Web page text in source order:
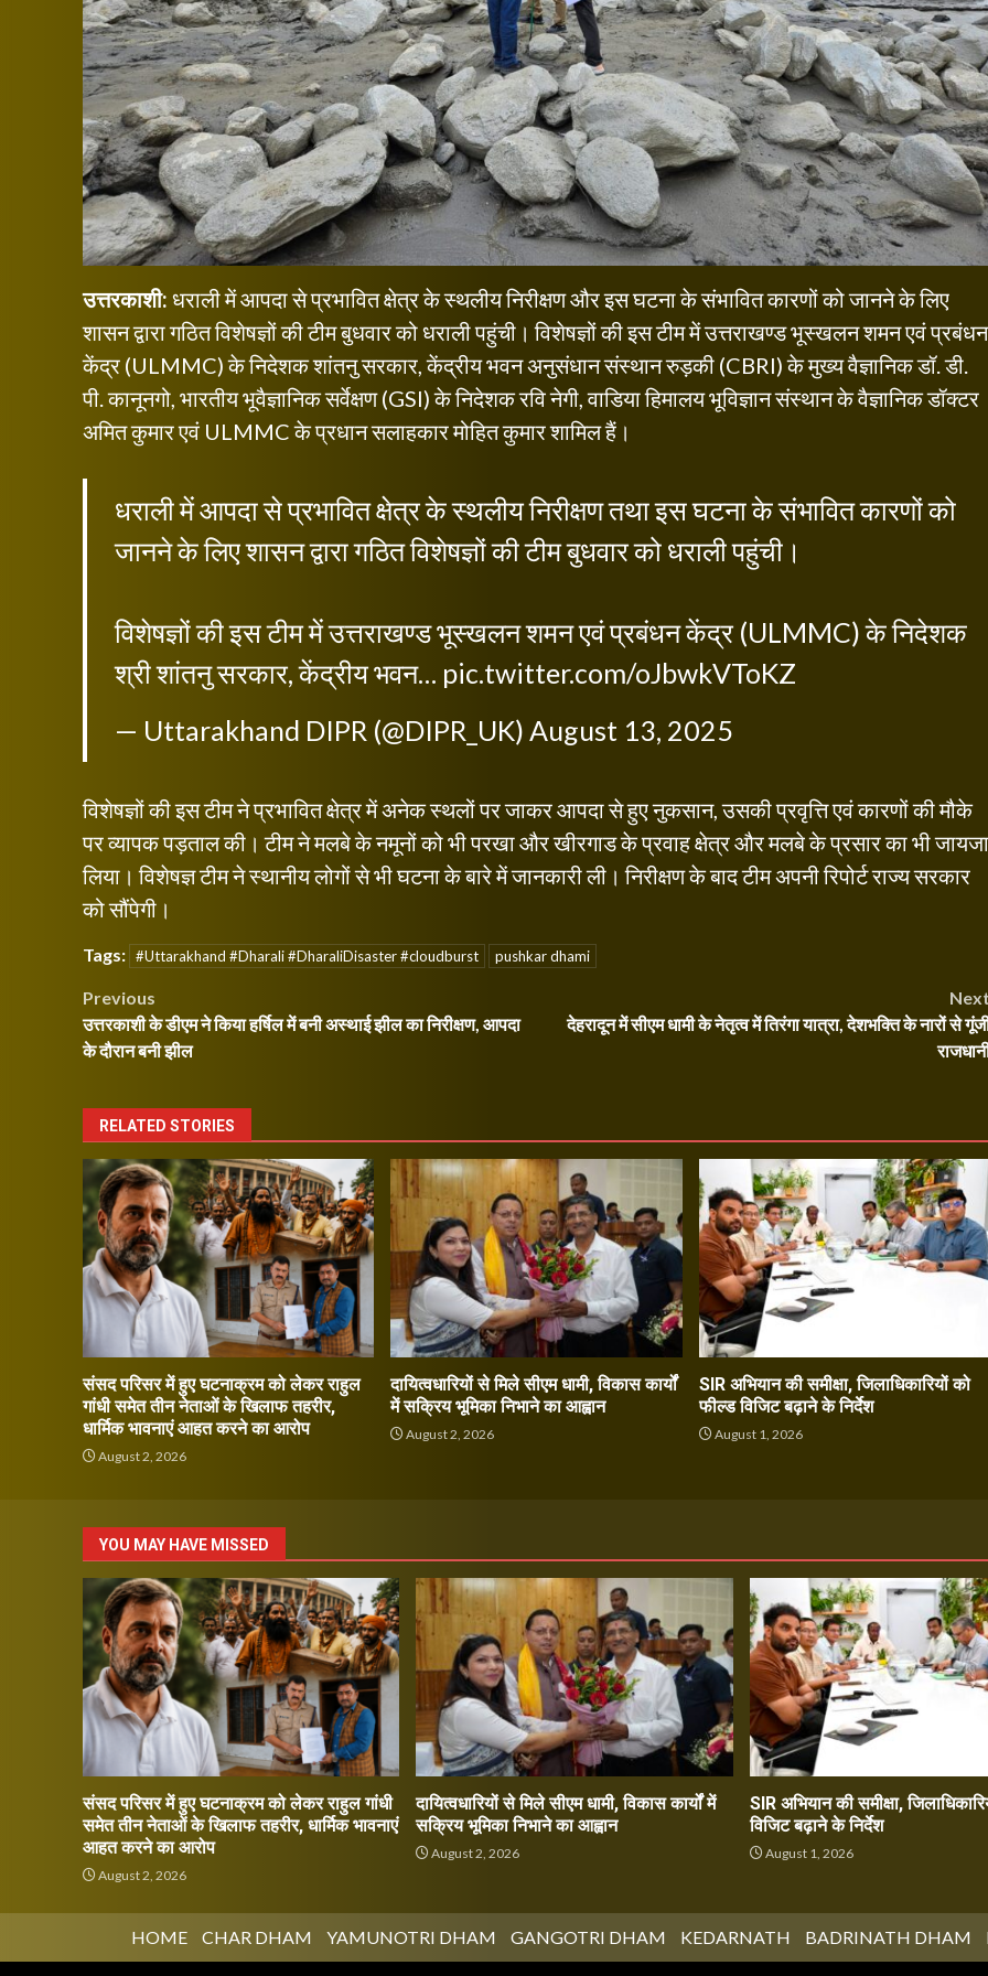
उत्तरकाशी: धराली में आपदा से प्रभावित क्षेत्र के स्थलीय निरीक्षण और इस घटना के संभावित कारणों को जानने के लिए
शासन द्वारा गठित विशेषज्ञों की टीम बुधवार को धराली पहुंची। विशेषज्ञों की इस टीम में उत्तराखण्ड भूस्खलन शमन एवं प्रबंधन
केंद्र (ULMMC) के निदेशक शांतनु सरकार, केंद्रीय भवन अनुसंधान संस्थान रुड़की (CBRI) के मुख्य वैज्ञानिक डॉ. डी.
पी. कानूनगो, भारतीय भूवैज्ञानिक सर्वेक्षण (GSI) के निदेशक रवि नेगी, वाडिया हिमालय भूविज्ञान संस्थान के वैज्ञानिक डॉक्टर
अमित कुमार एवं ULMMC के प्रधान सलाहकार मोहित कुमार शामिल हैं।
धराली में आपदा से प्रभावित क्षेत्र के स्थलीय निरीक्षण तथा इस घटना के संभावित कारणों को
जानने के लिए शासन द्वारा गठित विशेषज्ञों की टीम बुधवार को धराली पहुंची।
विशेषज्ञों की इस टीम में उत्तराखण्ड भूस्खलन शमन एवं प्रबंधन केंद्र (ULMMC) के निदेशक
श्री शांतनु सरकार, केंद्रीय भवन… pic.twitter.com/oJbwkVToKZ
— Uttarakhand DIPR (@DIPR_UK) August 13, 2025
विशेषज्ञों की इस टीम ने प्रभावित क्षेत्र में अनेक स्थलों पर जाकर आपदा से हुए नुकसान, उसकी प्रवृत्ति एवं कारणों की मौके
पर व्यापक पड़ताल की। टीम ने मलबे के नमूनों को भी परखा और खीरगाड के प्रवाह क्षेत्र और मलबे के प्रसार का भी जायजा
लिया। विशेषज्ञ टीम ने स्थानीय लोगों से भी घटना के बारे में जानकारी ली। निरीक्षण के बाद टीम अपनी रिपोर्ट राज्य सरकार
को सौंपेगी।
Tags: #Uttarakhand #Dharali #DharaliDisaster #cloudburst pushkar dhami
Post
navigation
Previous
उत्तरकाशी के डीएम ने किया हर्षिल में बनी अस्थाई झील का निरीक्षण, आपदा
के दौरान बनी झील
देहरादून में सीएम धामी के नेतृत्व में तिरंगा यात्रा, देशभक्ति के नारों से
RELATED STORIES
संसद परिसर में हुए घटनाक्रम को लेकर राहुल
गांधी समेत तीन नेताओं के खिलाफ तहरीर,
धार्मिक भावनाएं आहत करने का आरोप
August 2, 2026
दायित्वधारियों से मिले सीएम धामी, विकास कार्यों
में सक्रिय भूमिका निभाने का आह्वान
August 2, 2026
SIR अभियान की समीक्षा, जिलाधिकारियों को
फील्ड विजिट बढ़ाने के निर्देश
August 1, 2026
YOU MAY HAVE MISSED
संसद परिसर में हुए घटनाक्रम को लेकर राहुल गांधी
समेत तीन नेताओं के खिलाफ तहरीर, धार्मिक भावनाएं
आहत करने का आरोप
August 2, 2026
दायित्वधारियों से मिले सीएम धामी, विकास कार्यों में
सक्रिय भूमिका निभाने का आह्वान
August 2, 2026
SIR अभियान की समीक्षा,
विजिट बढ़ाने के निर्देश
August 1, 2026
HOME CHAR DHAM YAMUNOTRI DHAM GANGOTRI DHAM KEDARNATH BADRINATH DHAM